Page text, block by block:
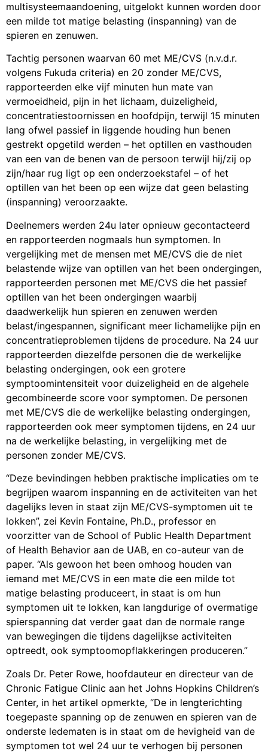
multisysteemaandoening, uitgelokt kunnen worden door
een milde tot matige belasting (inspanning) van de
spieren en zenuwen.
Tachtig personen waarvan 60 met ME/CVS (n.v.d.r.
volgens Fukuda criteria) en 20 zonder ME/CVS,
rapporteerden elke vijf minuten hun mate van
vermoeidheid, pijn in het lichaam, duizeligheid,
concentratiestoornissen en hoofdpijn, terwijl 15 minuten
lang ofwel passief in liggende houding hun benen
gestrekt opgetild werden – het optillen en vasthouden
van een van de benen van de persoon terwijl hij/zij op
zijn/haar rug ligt op een onderzoekstafel – of het
optillen van het been op een wijze dat geen belasting
(inspanning) veroorzaakte.
Deelnemers werden 24u later opnieuw gecontacteerd
en rapporteerden nogmaals hun symptomen. In
vergelijking met de mensen met ME/CVS die de niet
belastende wijze van optillen van het been ondergingen,
rapporteerden personen met ME/CVS die het passief
optillen van het been ondergingen waarbij
daadwerkelijk hun spieren en zenuwen werden
belast/ingespannen, significant meer lichamelijke pijn en
concentratieproblemen tijdens de procedure. Na 24 uur
rapporteerden diezelfde personen die de werkelijke
belasting ondergingen, ook een grotere
symptoomintensiteit voor duizeligheid en de algehele
gecombineerde score voor symptomen. De personen
met ME/CVS die de werkelijke belasting ondergingen,
rapporteerden ook meer symptomen tijdens, en 24 uur
na de werkelijke belasting, in vergelijking met de
personen zonder ME/CVS.
“Deze bevindingen hebben praktische implicaties om te
begrijpen waarom inspanning en de activiteiten van het
dagelijks leven in staat zijn ME/CVS-symptomen uit te
lokken”, zei Kevin Fontaine, Ph.D., professor en
voorzitter van de School of Public Health Department
of Health Behavior aan de UAB, en co-auteur van de
paper. “Als gewoon het been omhoog houden van
iemand met ME/CVS in een mate die een milde tot
matige belasting produceert, in staat is om hun
symptomen uit te lokken, kan langdurige of overmatige
spierspanning dat verder gaat dan de normale range
van bewegingen die tijdens dagelijkse activiteiten
optreedt, ook symptoomopflakkeringen produceren.”
Zoals Dr. Peter Rowe, hoofdauteur en directeur van de
Chronic Fatigue Clinic aan het Johns Hopkins Children’s
Center, in het artikel opmerkte, “De in lengterichting
toegepaste spanning op de zenuwen en spieren van de
onderste ledematen is in staat om de hevigheid van de
symptomen tot wel 24 uur te verhogen bij personen